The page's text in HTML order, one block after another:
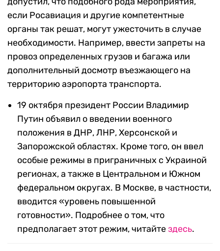
если Росавиация и другие компетентные
органы так решат, могут ужесточить в случае
необходимости. Например, ввести запреты на
провоз определенных грузов и багажа или
дополнительный досмотр въезжающего на
территорию аэропорта транспорта.
19 октября президент России Владимир
Путин объявил о введении военного
положения в ДНР, ЛНР, Херсонской и
Запорожской областях. Кроме того, он ввел
особые режимы в приграничных с Украиной
регионах, а также в Центральном и Южном
федеральном округах. В Москве, в частности,
вводится «уровень повышенной
готовности». Подробнее о том, что
предполагает этот режим, читайтездесь.